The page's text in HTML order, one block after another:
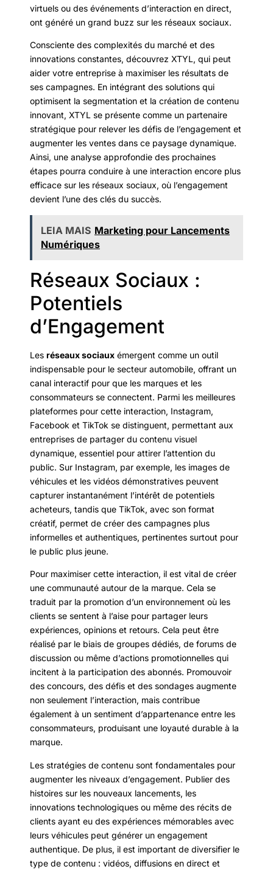
virtuels ou des événements d’interaction en direct,
ont généré un grand buzz sur les réseaux sociaux.
Consciente des complexités du marché et des
innovations constantes, découvrez XTYL, qui peut
aider votre entreprise à maximiser les résultats de
ses campagnes. En intégrant des solutions qui
optimisent la segmentation et la création de contenu
innovant, XTYL se présente comme un partenaire
stratégique pour relever les défis de l’engagement et
augmenter les ventes dans ce paysage dynamique.
Ainsi, une analyse approfondie des prochaines
étapes pourra conduire à une interaction encore plus
efficace sur les réseaux sociaux, où l’engagement
devient l’une des clés du succès.
LEIA MAIS Marketing pour Lancements
Numériques
Réseaux Sociaux :
Potentiels
d’Engagement
Les réseaux sociaux émergent comme un outil
indispensable pour le secteur automobile, offrant un
canal interactif pour que les marques et les
consommateurs se connectent. Parmi les meilleures
plateformes pour cette interaction, Instagram,
Facebook et TikTok se distinguent, permettant aux
entreprises de partager du contenu visuel
dynamique, essentiel pour attirer l’attention du
public. Sur Instagram, par exemple, les images de
véhicules et les vidéos démonstratives peuvent
capturer instantanément l’intérêt de potentiels
acheteurs, tandis que TikTok, avec son format
créatif, permet de créer des campagnes plus
informelles et authentiques, pertinentes surtout pour
le public plus jeune.
Pour maximiser cette interaction, il est vital de créer
une communauté autour de la marque. Cela se
traduit par la promotion d’un environnement où les
clients se sentent à l’aise pour partager leurs
expériences, opinions et retours. Cela peut être
réalisé par le biais de groupes dédiés, de forums de
discussion ou même d’actions promotionnelles qui
incitent à la participation des abonnés. Promouvoir
des concours, des défis et des sondages augmente
non seulement l’interaction, mais contribue
également à un sentiment d’appartenance entre les
consommateurs, produisant une loyauté durable à la
marque.
Les stratégies de contenu sont fondamentales pour
augmenter les niveaux d’engagement. Publier des
histoires sur les nouveaux lancements, les
innovations technologiques ou même des récits de
clients ayant eu des expériences mémorables avec
leurs véhicules peut générer un engagement
authentique. De plus, il est important de diversifier le
type de contenu : vidéos, diffusions en direct et